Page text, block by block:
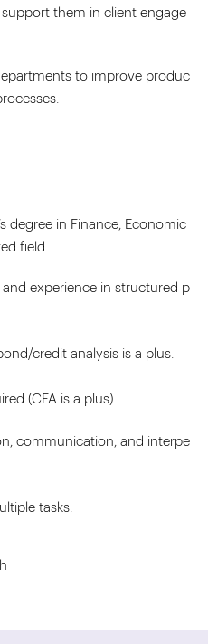
them in client engage
to improve produc
degree in Finance, Economic
field.
experience in structured p
credit analysis is a plus.
(CFA is a plus).
communication, and interpe
tasks.